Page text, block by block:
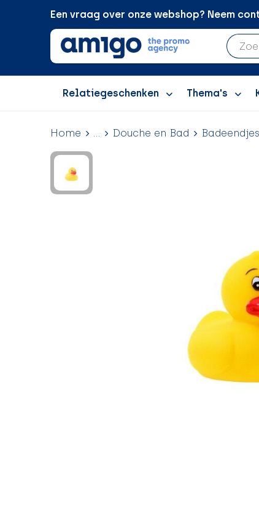
Een vraag over onze webshop? Neem
Relatiegeschenken Thema's
Home ... Douche en Bad Badeendjes